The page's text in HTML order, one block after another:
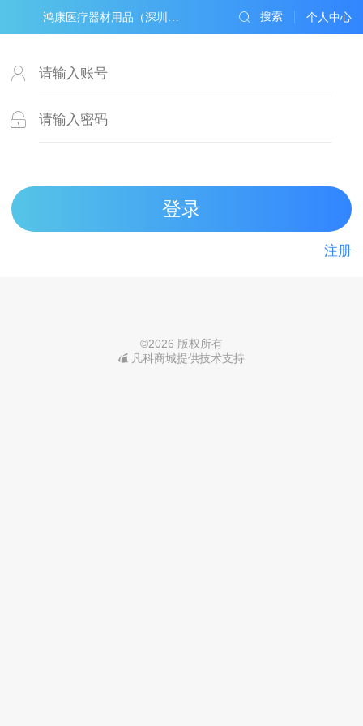
鸿康医疗器材用品（深圳）有限公司 个人中心
搜索
注册
©2026 版权所有
凡科商城提供技术支持